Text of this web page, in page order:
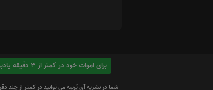
برای اموات خود در کمتر از 3 دقیقه یادبود بسازید
شما در نشریه آی پُرسِه می توانید در کمتر از چند